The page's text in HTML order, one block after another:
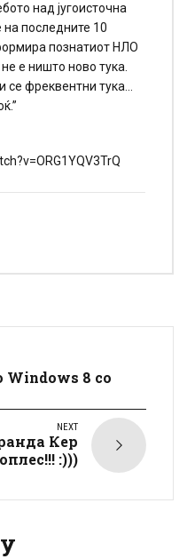
над југоисточна
последните 10
познатиот НЛО
е ништо ново тука.
се фреквентни тука…
Windows 8 со
NEXT
Кер
:)))